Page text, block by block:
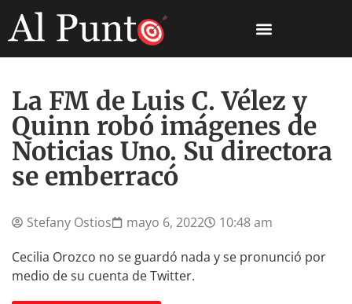
La FM de Luis C. Vélez y
Quinn robó imágenes de
Noticias Uno. Su directora
se emberracó
Stefany Ostios mayo 6, 2022
10:48 am
Cecilia Orozco no se guardó nada y se pronunció por
medio de su cuenta de Twitter.